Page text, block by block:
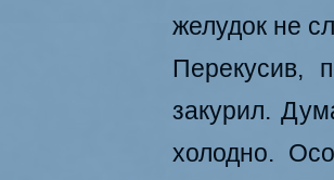
желудок не
Перекусив,
закурил.
холодно.